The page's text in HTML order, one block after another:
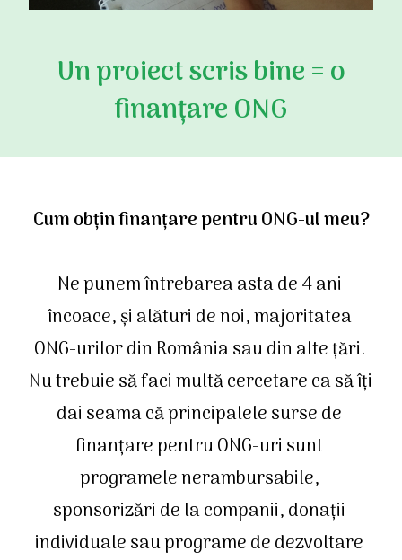
Un proiect scris bine = o
finanțare ONG
Cum obțin finanțare pentru ONG-ul meu?
Ne punem întrebarea asta de 4 ani
încoace, și alături de noi, majoritatea
ONG-urilor din România sau din alte țări.
Nu trebuie să faci multă cercetare ca să îți
dai seama că principalele surse de
finanțare pentru ONG-uri sunt
programele nerambursabile,
sponsorizări de la companii, donații
individuale sau programe de dezvoltare